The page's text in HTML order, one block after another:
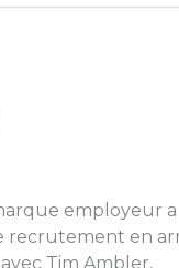
employeur a
recrutement en
Tim Ambler,